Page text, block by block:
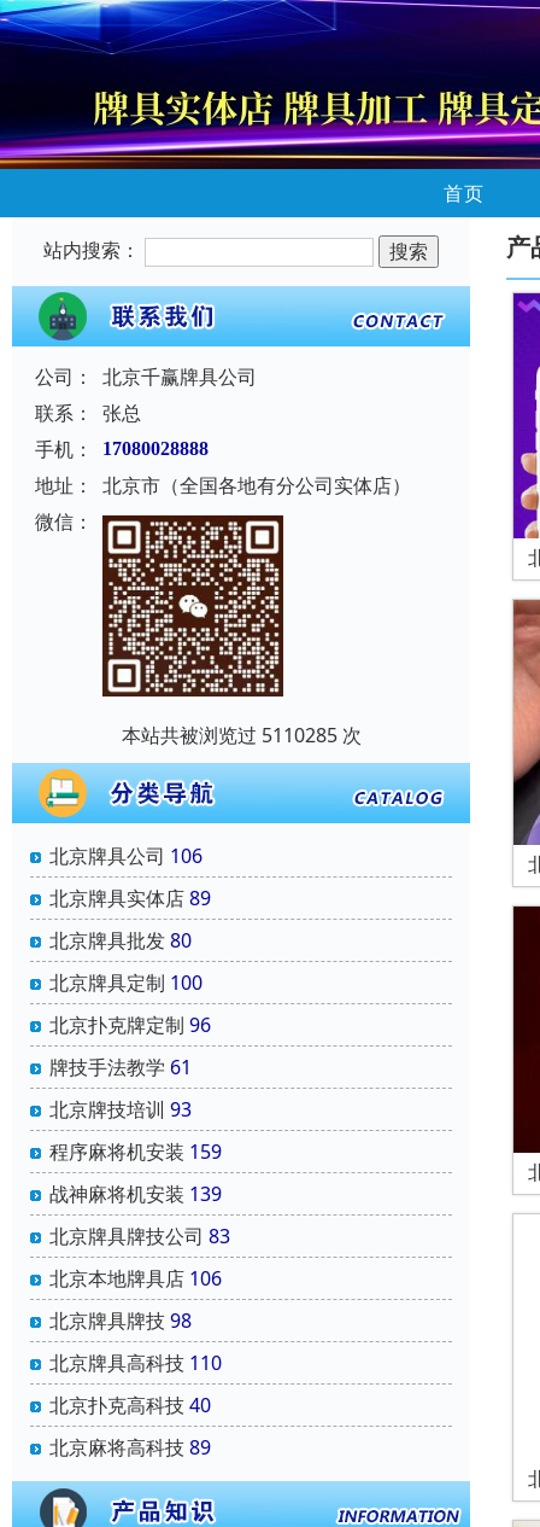
首页
站内搜索：
公司：
北京千赢牌具公司
联系：
张总
手机：
17080028888
地址：
北京市（全国各地有分公司实体店）
微信：
本站共被浏览过 5110285 次
北京牌具公司 106
北京牌具实体店89
北京牌具批发80
北京牌具定制 100
北京扑克牌定制 96
牌技手法教学 61
北京牌技培训 93
程序麻将机安装 159
战神麻将机安装 139
北京牌具牌技公司 83
北京本地牌具店 106
北京牌具牌技98
北京牌具高科技 110
北京扑克高科技40
北京麻将高科技89
产